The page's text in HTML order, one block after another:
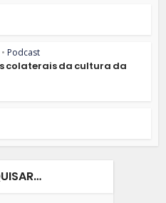
• Podcast
colaterais da cultura da